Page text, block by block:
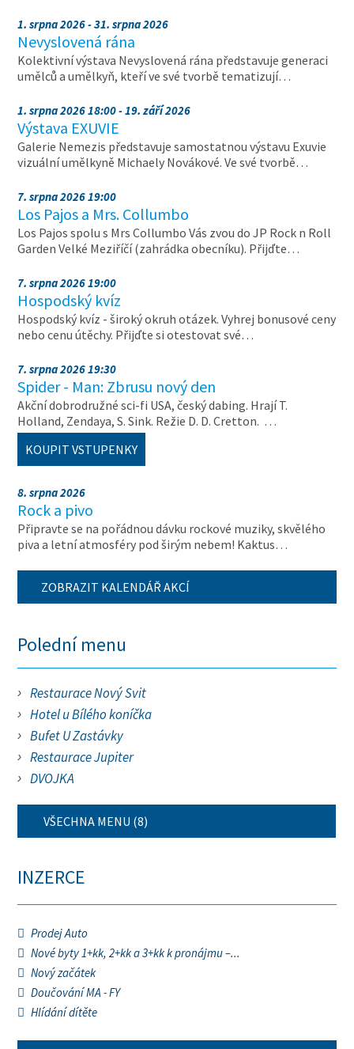
1. srpna 2026 - 31. srpna 2026
Nevyslovená rána
Kolektivní výstava Nevyslovená rána představuje generaci
umělců a umělkyň, kteří ve své tvorbě tematizují…
1. srpna 2026 18:00 - 19. září 2026
Výstava EXUVIE
Galerie Nemezis představuje samostatnou výstavu Exuvie
vizuální umělkyně Michaely Novákové. Ve své tvorbě…
7. srpna 2026 19:00
Los Pajos a Mrs. Collumbo
Los Pajos spolu s Mrs Collumbo Vás zvou do JP Rock n Roll
Garden Velké Meziříčí (zahrádka obecníku). Přijďte…
7. srpna 2026 19:00
Hospodský kvíz
Hospodský kvíz - široký okruh otázek. Vyhrej bonusové ceny
nebo cenu útěchy. Přijďte si otestovat své…
7. srpna 2026 19:30
Spider - Man: Zbrusu nový den
Akční dobrodružné sci-fi USA, český dabing. Hrají T.
Holland, Zendaya, S. Sink. Režie D. D. Cretton. …
KOUPIT VSTUPENKY
8. srpna 2026
Rock a pivo
Připravte se na pořádnou dávku rockové muziky, skvělého
piva a letní atmosféry pod širým nebem! Kaktus…
ZOBRAZIT KALENDÁŘ AKCÍ
Polední menu
Restaurace Nový Svit
Hotel u Bílého koníčka
Bufet U Zastávky
Restaurace Jupiter
DVOJKA
VŠECHNA MENU (8)
INZERCE
Prodej Auto
Nové byty 1+kk, 2+kk a 3+kk k pronájmu –...
Nový začátek
Doučování MA - FY
Hlídání dítěte